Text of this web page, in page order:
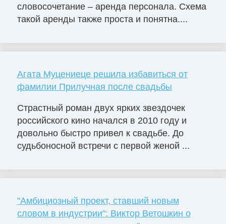
словосочетание – аренда персонала. Схема
такой аренды также проста и понятна....
Агата Муцениеце решила избавиться от
фамилии Прилучная после свадьбы
Страстный роман двух ярких звездочек
российского кино начался в 2010 году и
довольно быстро привел к свадьбе. До
судьбоносной встречи с первой женой ...
"Амбициозный проект, ставший новым
словом в индустрии": Виктор Ветошкин о